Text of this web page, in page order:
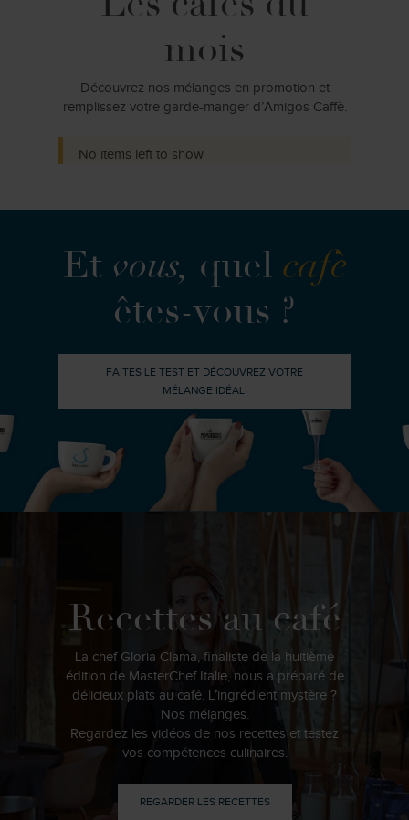
mois
Découvrez nos mélanges en promotion et
remplissez votre garde-manger d’Amigos Caffè.
No items left to show
Et vous, quel cafè
êtes-vous ?
FAITES LE TEST ET DÉCOUVREZ VOTRE
MÉLANGE IDÉAL.
Recettes au café
La chef Gloria Clama, finaliste de la huitième
édition de MasterChef Italie, nous a préparé de
délicieux plats au café. L’ingrédient mystère ?
Nos mélanges.
Regardez les vidéos de nos recettes et testez
vos compétences culinaires.
REGARDER LES RECETTES